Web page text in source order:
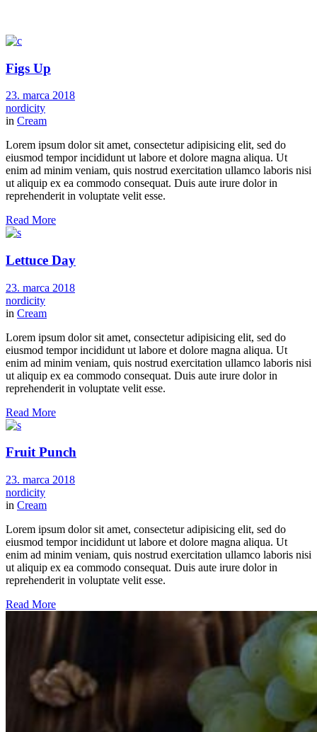
Figs Up
23. marca 2018
nordicity
in Cream
Lorem ipsum dolor sit amet, consectetur adipisicing elit, sed do
eiusmod tempor incididunt ut labore et dolore magna aliqua. Ut
enim ad minim veniam, quis nostrud exercitation ullamco laboris nisi
ut aliquip ex ea commodo consequat. Duis aute irure dolor in
reprehenderit in voluptate velit esse.
Read More
Lettuce Day
23. marca 2018
nordicity
in Cream
Lorem ipsum dolor sit amet, consectetur adipisicing elit, sed do
eiusmod tempor incididunt ut labore et dolore magna aliqua. Ut
enim ad minim veniam, quis nostrud exercitation ullamco laboris nisi
ut aliquip ex ea commodo consequat. Duis aute irure dolor in
reprehenderit in voluptate velit esse.
Read More
Fruit Punch
23. marca 2018
nordicity
in Cream
Lorem ipsum dolor sit amet, consectetur adipisicing elit, sed do
eiusmod tempor incididunt ut labore et dolore magna aliqua. Ut
enim ad minim veniam, quis nostrud exercitation ullamco laboris nisi
ut aliquip ex ea commodo consequat. Duis aute irure dolor in
reprehenderit in voluptate velit esse.
Read More